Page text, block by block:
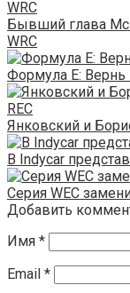
Бывший глава
WRC
Формула Е: Вернь
Янковский и
В Indycar
Серия WEC
Добавить
Имя *
Email *